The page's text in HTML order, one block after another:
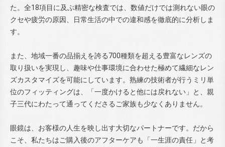
た。全18項目に及ぶ精密な検査では、数値だけでは測れない眼の
クセや疲労の原因、日常生活の中での違和感を徹底的に分析しま
す。
また、地域一番の品揃えを誇る700種類を超える豊富なレンズの
取り扱いを実現し、趣味や仕事環境に合わせた極めて繊細なレン
ズカスタマイズを可能にしています。熟練の技術者が行うミリ単
位のフィッティングは、「一度かけると他には戻れない」と、親
子三代にわたって通ってくださるご家族も少なくありません。
眼鏡は、お客様の人生を映し出す大切なパートナーです。だから
こそ、私たちはご購入後のアフターケアも「一生涯の責任」と考